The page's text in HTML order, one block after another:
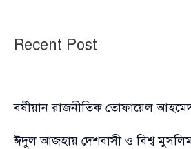
Recent Post
বর্ষীয়ান রাজনীতিক তোফায়েল
ঈদুল আজহায় দেশবাসী ও বিশ্ব